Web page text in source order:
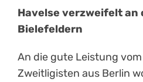
Havelse verzweifelt an
Bielefeldern
An die gute Leistung
Zweitligisten aus Berlin